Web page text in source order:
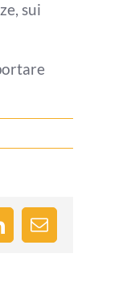
sui
Email